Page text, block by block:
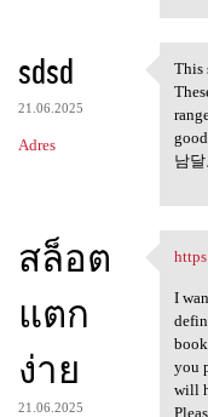
sdsd
21.06.2025
Adres
This
This
남
สล็อต
แตก
ง่าย
21.06.2025
I
you
will